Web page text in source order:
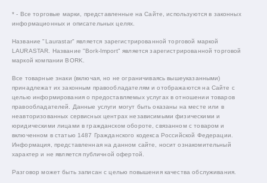
* - Все торговые марки, представленные на Сайте, используются в законных
информационных и описательных целях.
Название "Laurastar" является зарегистрированной торговой маркой
LAURASTAR. Название "Bork-Import" является зарегистрированной торговой
маркой компании BORK.
Все товарные знаки (включая, но не ограничиваясь вышеуказанными)
принадлежат их законным правообладателям и отображаются на Сайте с
целью информирования о предоставляемых услугах в отношении товаров
правообладателей. Данные услуги могут быть оказаны на месте или в
неавторизованных сервисных центрах независимыми физическими и
юридическими лицами в гражданском обороте, связанном с товаром и
включенном в статью 1487 Гражданского кодекса Российской Федерации.
Информация, представленная на данном сайте, носит ознакомительный
характер и не является публичной офертой.
Разговор может быть записан с целью повышения качества обслуживания.